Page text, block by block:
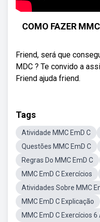
COMO FAZER
Friend, será que
MDC ? Te convido a
Friend ajuda friend.
Tags
Atividade MMC EmD C
Questões MMC EmD C
Regras Do MMC EmD C
MMC EmD C Exercícios
Atividades Sobre MMC
MMC EmD C Explicação
MMC EmD C Exercícios 6